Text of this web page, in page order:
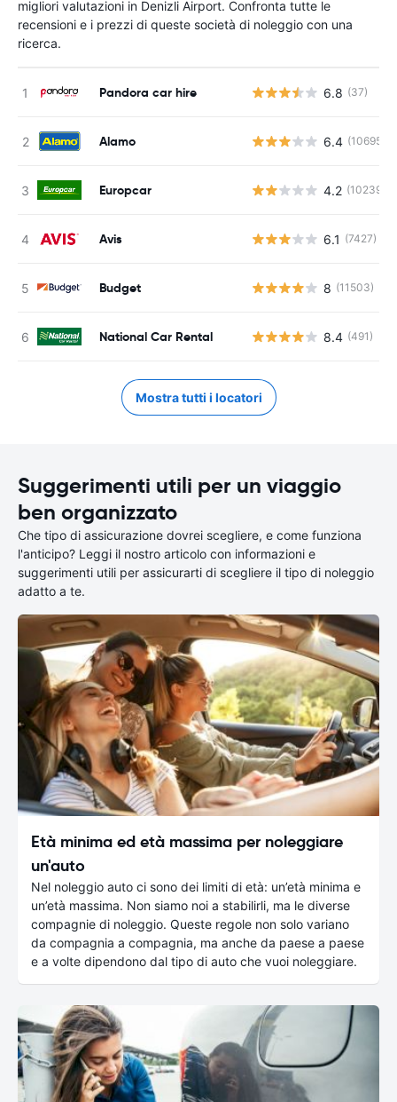
migliori valutazioni in Denizli Airport. Confronta tutte le
recensioni e i prezzi di queste società di noleggio con una
ricerca.
Pandora car hire 6.8 (37)
Alamo 6.4 (10695)
Europcar 4.2 (10239)
Avis 6.1 (7427)
Budget 8 (11503)
National Car Rental 8.4 (491)
Mostra tutti i locatori
Suggerimenti utili per un viaggio
ben organizzato
Che tipo di assicurazione dovrei scegliere, e come funziona
l'anticipo? Leggi il nostro articolo con informazioni e
suggerimenti utili per assicurarti di scegliere il tipo di noleggio
adatto a te.
Età minima ed età massima per noleggiare
un'auto
Nel noleggio auto ci sono dei limiti di età: un’età minima e
un’età massima. Non siamo noi a stabilirli, ma le diverse
compagnie di noleggio. Queste regole non solo variano
da compagnia a compagnia, ma anche da paese a paese
e a volte dipendono dal tipo di auto che vuoi noleggiare.